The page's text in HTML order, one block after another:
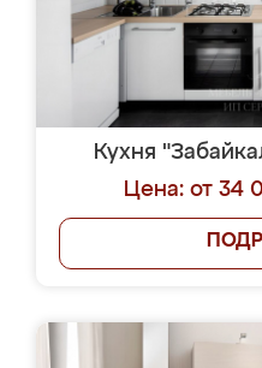
Кухня
Цена: от 34